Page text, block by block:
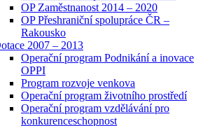
OP Zaměstnanost 2014 – 2020
OP Přeshraniční spolupráce ČR –
Rakousko
2007 – 2013
Operační program Podnikání a inovace
OPPI
Program rozvoje venkova
Operační program životního prostředí
Operační program vzdělávání pro
konkurenceschopnost